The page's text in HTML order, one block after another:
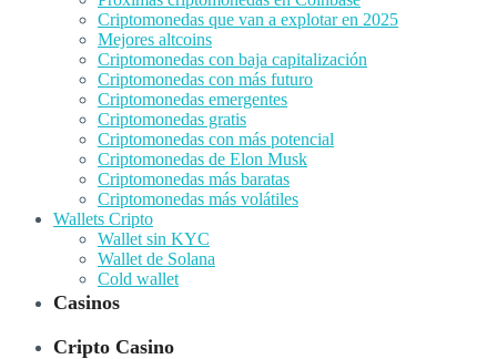
Criptomonedas que van a explotar en 2025
Mejores altcoins
Criptomonedas con baja capitalización
Criptomonedas con más futuro
Criptomonedas emergentes
Criptomonedas gratis
Criptomonedas con más potencial
Criptomonedas de Elon Musk
Criptomonedas más baratas
Criptomonedas más volátiles
Wallets Cripto
Wallet sin KYC
Wallet de Solana
Cold wallet
Casinos
Cripto Casino